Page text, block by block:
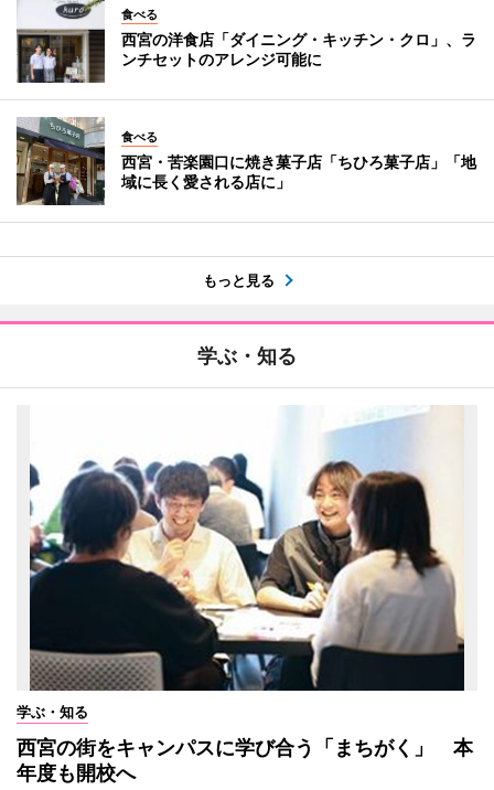
食べる
西宮の洋食店「ダイニング・キッチン・クロ」、ラ
ンチセットのアレンジ可能に
食べる
西宮・苦楽園口に焼き菓子店「ちひろ菓子店」「地
域に長く愛される店に」
もっと見る
学ぶ・知る
学ぶ・知る
西宮の街をキャンパスに学び合う「まちがく」 本
年度も開校へ